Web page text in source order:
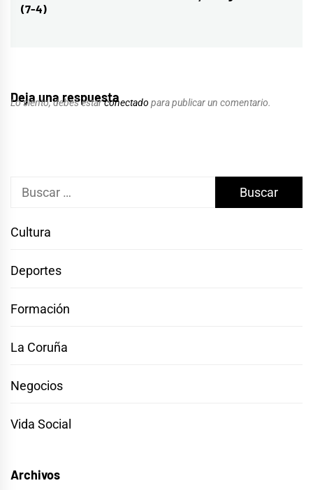
siguiente:
(7-4)
Deja una respuesta
Lo siento, debes estarconectado para publicar un comentario.
Buscar:
Cultura
Deportes
Formación
La Coruña
Negocios
Vida Social
Archivos